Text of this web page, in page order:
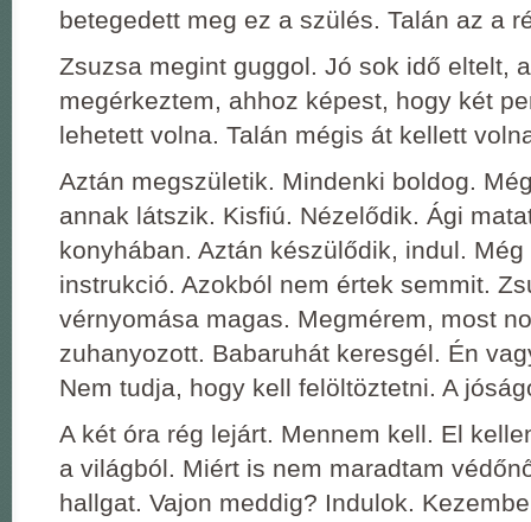
betegedett meg ez a szülés. Talán az a
Zsuzsa megint guggol. Jó sok idő eltelt,
megérkeztem, ahhoz képest, hogy két
lehetett volna. Talán mégis át kellett
Aztán megszületik. Mindenki boldog.
annak látszik. Kisfiú. Nézelődik. Ági
konyhában. Aztán készülődik, indul. Még
instrukció. Azokból nem értek semmit.
vérnyomása magas. Megmérem, most
zuhanyozott. Babaruhát keresgél. Én
Nem tudja, hogy kell felöltöztetni. A
A két óra rég lejárt. Mennem kell. El
a világból. Miért is nem maradtam
hallgat. Vajon meddig? Indulok.